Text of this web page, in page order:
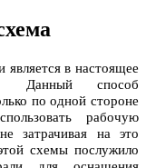
в настоящее
Данный способ
по одной стороне
рабочую
затрачивая на это
схемы послужило